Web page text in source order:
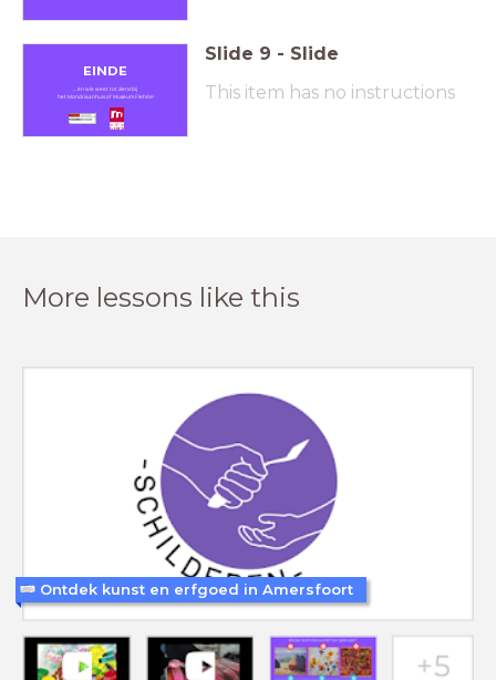
EINDE
... en wie weet tot ziens bij
het Mondriaanhuis of Museum Flehite!
Slide 9 - Slide
This item has no instructions
More lessons like this
Ontdek kunst en erfgoed in Amersfoort